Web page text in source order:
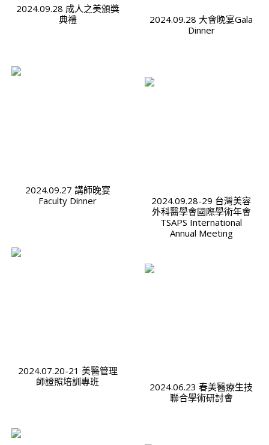
2024.09.28 成人之美頒獎
典禮
2024.09.28 大會晚宴Gala
Dinner
2024.09.27 講師晚宴
Faculty Dinner
2024.09.28-29 台灣美容
外科醫學會國際學術年會
TSAPS International
Annual Meeting
2024.07.20-21 美醫管理
師證照培訓專班
2024.06.23 春美醫療生技
聯合學術研討會